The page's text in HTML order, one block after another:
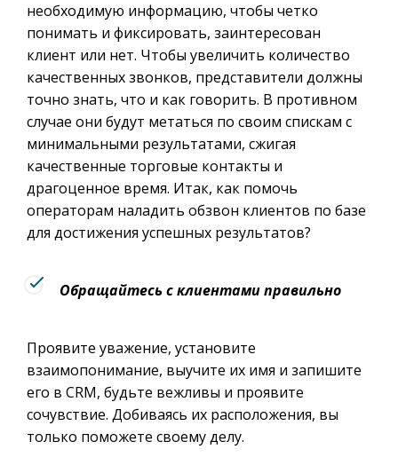
необходимую информацию, чтобы четко
понимать и фиксировать, заинтересован
клиент или нет. Чтобы увеличить количество
качественных звонков, представители должны
точно знать, что и как говорить. В противном
случае они будут метаться по своим спискам с
минимальными результатами, сжигая
качественные торговые контакты и
драгоценное время. Итак, как помочь
операторам наладить обзвон клиентов по базе
для достижения успешных результатов?
Обращайтесь с клиентами правильно
Проявите уважение, установите
взаимопонимание, выучите их имя и запишите
его в CRM, будьте вежливы и проявите
сочувствие. Добиваясь их расположения, вы
только поможете своему делу.